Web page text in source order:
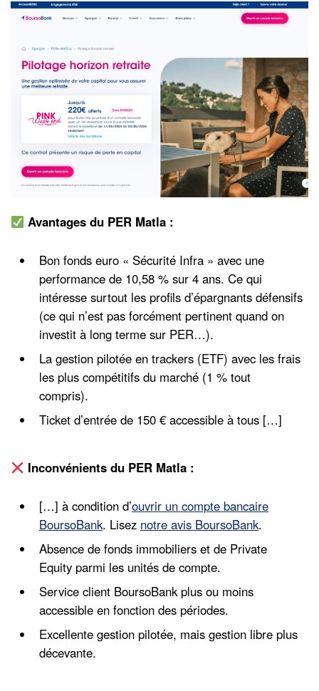
Avantages du PER Matla :
Bon fonds euro « Sécurité Infra » avec une
performance de 10,58 % sur 4 ans. Ce qui
intéresse surtout les profils d’épargnants défensifs
(ce qui n’est pas forcément pertinent quand on
investit à long terme sur PER…).
La gestion pilotée en trackers (ETF) avec les frais
les plus compétitifs du marché (1 % tout
compris).
Ticket d’entrée de 150 € accessible à tous […]
Inconvénients du PER Matla :
[…] à condition d’ouvrir un compte bancaire
BoursoBank. Lisez notre avis BoursoBank.
Absence de fonds immobiliers et de Private
Equity parmi les unités de compte.
Service client BoursoBank plus ou moins
accessible en fonction des périodes.
Excellente gestion pilotée, mais gestion libre plus
décevante.